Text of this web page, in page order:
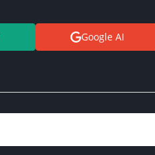
Google AI